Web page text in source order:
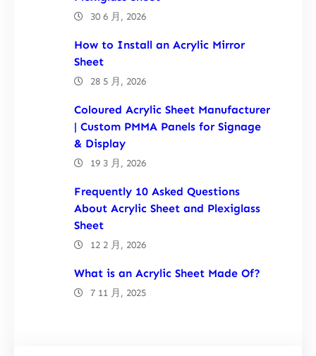
30 6 月, 2026
How to Install an Acrylic Mirror
Sheet
28 5 月, 2026
Coloured Acrylic Sheet Manufacturer
| Custom PMMA Panels for Signage
& Display
19 3 月, 2026
Frequently 10 Asked Questions
About Acrylic Sheet and Plexiglass
Sheet
12 2 月, 2026
What is an Acrylic Sheet Made Of?
7 11 月, 2025